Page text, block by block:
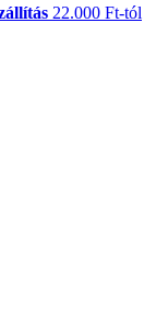
22.000 Ft-tól